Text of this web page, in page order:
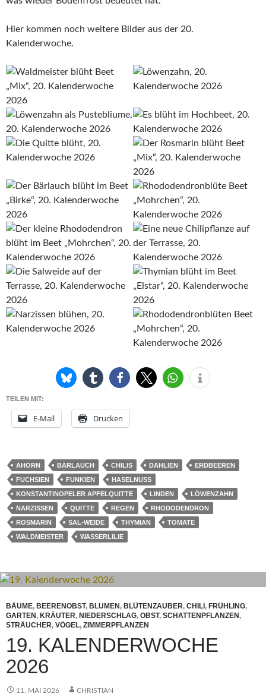
Hier kommen noch weitere Bilder aus der 20.
Kalenderwoche.
TEILEN MIT:
E-Mail Drucken
AHORN BÄRLAUCH CHILIS DAHLIEN
ERDBEEREN
FUCHSIEN
FUNKIEN
HASELNUSS
KONSTANTINOPELER APFELQUITTE
LINDEN
LÖWENZAHN
NARZISSEN
QUITTE REGEN
RHODODENDRON
ROSMARIN
SAL-WEIDE THYMIAN
TOMATE
WALDMEISTER
WASSERLILIE
BÄUME, BEERENOBST, BLUMEN , BLÜTENZAUBER, CHILI , FRÜHLING,
GARTEN , KRÄUTER, NIEDERSCHLAG, OBST, SCHATTENPFLANZEN ,
STRÄUCHER, VÖGEL, ZIMMERPFLANZEN
19. KALENDERWOCHE
2026
11. MAI 2026 CHRISTIAN